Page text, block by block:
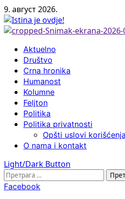
Skip
to
content
9. август 2026.
Primary
Menu
Aktuelno
Društvo
Crna hronika
Humanost
Kolumne
Feljton
Politika
Politika privatnosti
Opšti uslovi korišćenja
O nama i kontakt
Light/Dark Button
Претрага
за:
Facebook